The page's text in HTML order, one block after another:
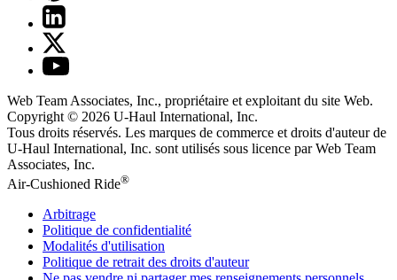
Web Team Associates, Inc., propriétaire et exploitant du site Web.
Copyright © 2026 U-Haul International, Inc.
Tous droits réservés. Les marques de commerce et droits d'auteur de
U-Haul International, Inc. sont utilisés sous licence par Web Team
Associates, Inc.
Air-Cushioned Ride®
Arbitrage
Politique de confidentialité
Modalités d'utilisation
Politique de retrait des droits d'auteur